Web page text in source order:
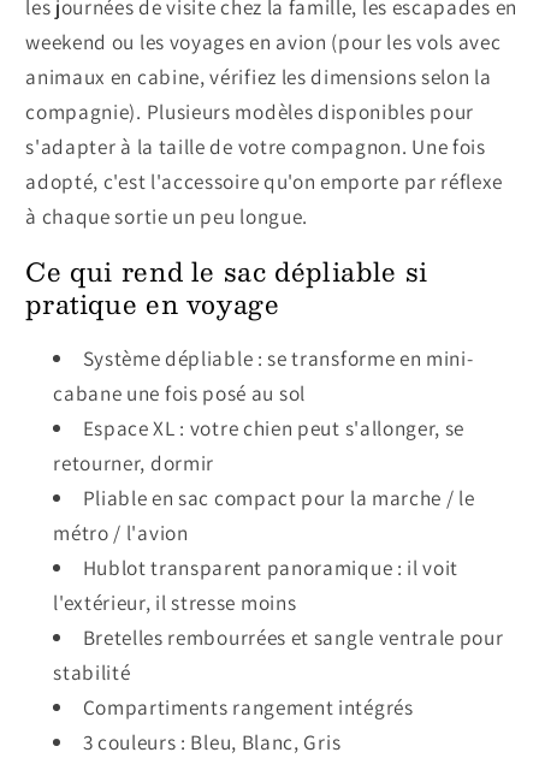
les journées de visite chez la famille, les escapades en
weekend ou les voyages en avion (pour les vols avec
animaux en cabine, vérifiez les dimensions selon la
compagnie). Plusieurs modèles disponibles pour
s'adapter à la taille de votre compagnon. Une fois
adopté, c'est l'accessoire qu'on emporte par réflexe
à chaque sortie un peu longue.
Ce qui rend le sac dépliable si
pratique en voyage
Système dépliable : se transforme en mini-
cabane une fois posé au sol
Espace XL : votre chien peut s'allonger, se
retourner, dormir
Pliable en sac compact pour la marche / le
métro / l'avion
Hublot transparent panoramique : il voit
l'extérieur, il stresse moins
Bretelles rembourrées et sangle ventrale pour
stabilité
Compartiments rangement intégrés
3 couleurs : Bleu, Blanc, Gris